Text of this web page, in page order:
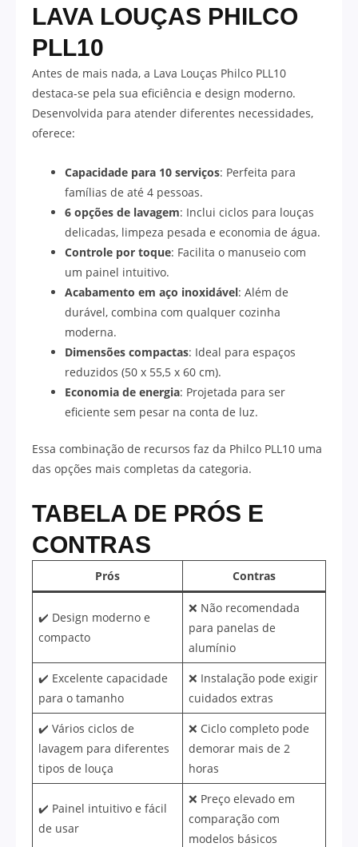
LAVA LOUÇAS PHILCO
PLL10
Antes de mais nada, a Lava Louças Philco PLL10
destaca-se pela sua eficiência e design moderno.
Desenvolvida para atender diferentes necessidades,
oferece:
Capacidade para 10 serviços: Perfeita para
famílias de até 4 pessoas.
6 opções de lavagem: Inclui ciclos para louças
delicadas, limpeza pesada e economia de água.
Controle por toque: Facilita o manuseio com
um painel intuitivo.
Acabamento em aço inoxidável: Além de
durável, combina com qualquer cozinha
moderna.
Dimensões compactas: Ideal para espaços
reduzidos (50 x 55,5 x 60 cm).
Economia de energia: Projetada para ser
eficiente sem pesar na conta de luz.
Essa combinação de recursos faz da Philco PLL10 uma
das opções mais completas da categoria.
TABELA DE PRÓS E
CONTRAS
Prós Contras
✔️ Design moderno e
compacto
❌ Não recomendada
para panelas de
alumínio
✔️ Excelente capacidade
para o tamanho
❌ Instalação pode exigir
cuidados extras
✔️ Vários ciclos de
lavagem para diferentes
tipos de louça
❌ Ciclo completo pode
demorar mais de 2
horas
✔️ Painel intuitivo e fácil
de usar
❌ Preço elevado em
comparação com
modelos básicos